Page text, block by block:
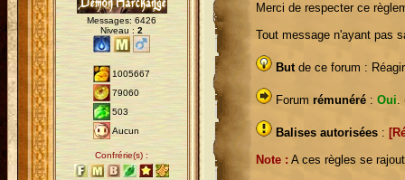
Messages: 6426
Niveau : 2
1005667
79060
503
Aucun
Confrérie(s) :
Merci de respecter ce
Tout message n'ayant pas
But de ce forum :
Forum rémunéré : Oui.
Balises autorisées :
Note : A ces règles se